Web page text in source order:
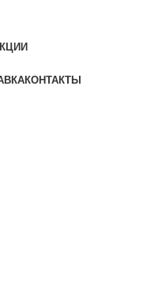
КОНТАКТЫ